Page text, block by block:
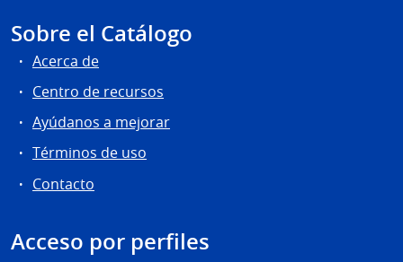
Sobre el Catálogo
Acerca de
Centro de recursos
Ayúdanos a mejorar
Términos de uso
Contacto
Acceso por perfiles